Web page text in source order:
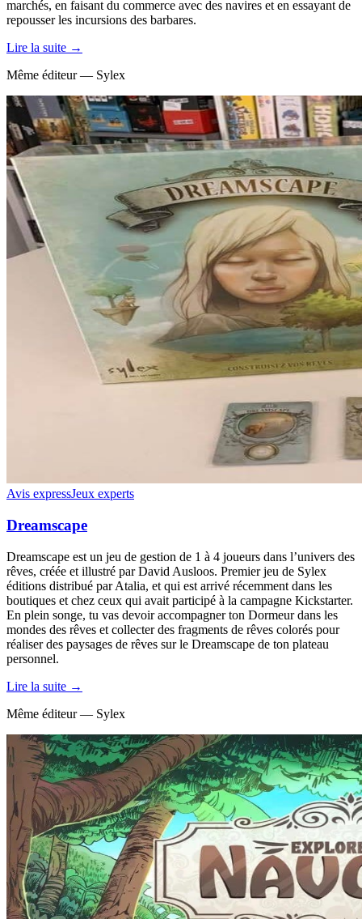
marchés, en faisant du commerce avec des navires et en essayant de
repousser les incursions des barbares.
Lire la suite →
Même éditeur — Sylex
Avis expressJeux experts
Dreamscape
Dreamscape est un jeu de gestion de 1 à 4 joueurs dans l’univers des
rêves, créée et illustré par David Ausloos. Premier jeu de Sylex
éditions distribué par Atalia, et qui est arrivé récemment dans les
boutiques et chez ceux qui avait participé à la campagne Kickstarter.
En plein songe, tu vas devoir accompagner ton Dormeur dans les
mondes des rêves et collecter des fragments de rêves colorés pour
réaliser des paysages de rêves sur le Dreamscape de ton plateau
personnel.
Lire la suite →
Même éditeur — Sylex